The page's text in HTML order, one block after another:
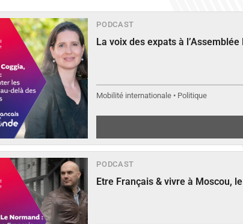
PODCAST
La voix des expats à
Mobilité internationale • Politique
PODCAST
Etre Français & vivre à Moscou,